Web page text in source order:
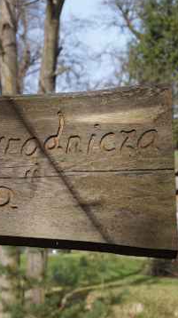
więcej niż ruiny. Co
w lesie?
Jasła, nad doliną
miejscowości
się ruiny
zamku.
JAN
24
Na
że ten